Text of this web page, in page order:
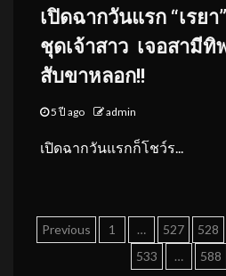
เปิดฉากวันแรก “เรย
ชุดเจ้าสาว เจอสามีทิ
สับขาหลอก!!
5 ปี ago admin
เปิดฉากวันแรกก็โชว์ร...
Posts
pagination
Previous 1 … 527 528
533
… 588